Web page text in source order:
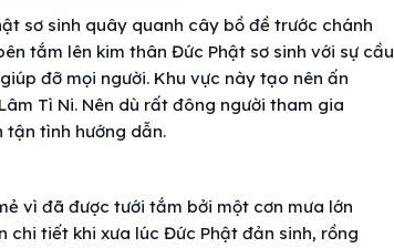
sơ sinh quây quanh cây bồ đề trước chánh
tắm lên kim thân Đức Phật sơ sinh với sự cầu
đỡ mọi người. Khu vực này tạo nên ấn
Tì Ni. Nên dù rất đông người tham gia
tận tình hướng dẫn.
vì đã được tưới tắm bởi một cơn mưa lớn
tiết khi xưa lúc Đức Phật đản sinh, rồng